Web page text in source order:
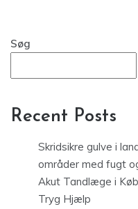
Søg
Recent Posts
Skridsikre gulve i
områder med fugt
Akut Tandlæge i
Tryg Hjælp